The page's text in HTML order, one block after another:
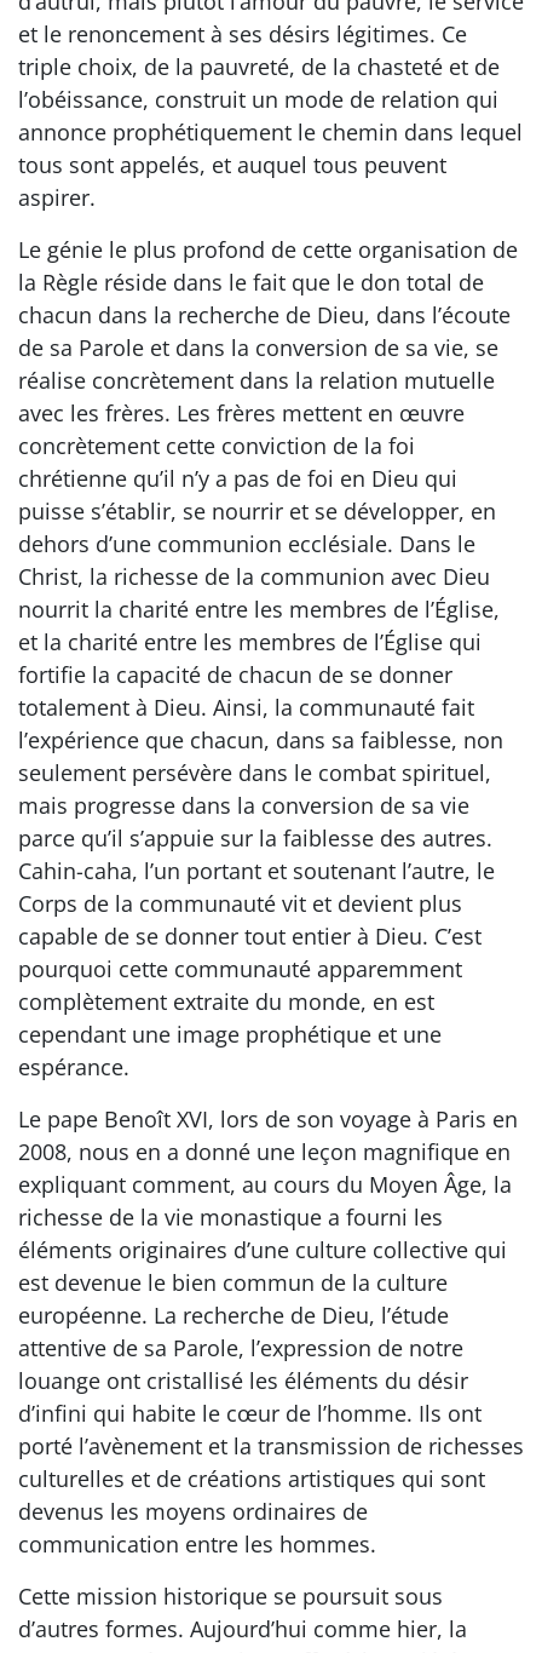
et le renoncement à ses désirs légitimes. Ce
triple choix, de la pauvreté, de la chasteté et de
l’obéissance, construit un mode de relation qui
annonce prophétiquement le chemin dans lequel
tous sont appelés, et auquel tous peuvent
aspirer.
Le génie le plus profond de cette organisation de
la Règle réside dans le fait que le don total de
chacun dans la recherche de Dieu, dans l’écoute
de sa Parole et dans la conversion de sa vie, se
réalise concrètement dans la relation mutuelle
avec les frères. Les frères mettent en œuvre
concrètement cette conviction de la foi
chrétienne qu’il n’y a pas de foi en Dieu qui
puisse s’établir, se nourrir et se développer, en
dehors d’une communion ecclésiale. Dans le
Christ, la richesse de la communion avec Dieu
nourrit la charité entre les membres de l’Église,
et la charité entre les membres de l’Église qui
fortifie la capacité de chacun de se donner
totalement à Dieu. Ainsi, la communauté fait
l’expérience que chacun, dans sa faiblesse, non
seulement persévère dans le combat spirituel,
mais progresse dans la conversion de sa vie
parce qu’il s’appuie sur la faiblesse des autres.
Cahin-caha, l’un portant et soutenant l’autre, le
Corps de la communauté vit et devient plus
capable de se donner tout entier à Dieu. C’est
pourquoi cette communauté apparemment
complètement extraite du monde, en est
cependant une image prophétique et une
espérance.
Le pape Benoît XVI, lors de son voyage à Paris en
2008, nous en a donné une leçon magnifique en
expliquant comment, au cours du Moyen Âge, la
richesse de la vie monastique a fourni les
éléments originaires d’une culture collective qui
est devenue le bien commun de la culture
européenne. La recherche de Dieu, l’étude
attentive de sa Parole, l’expression de notre
louange ont cristallisé les éléments du désir
d’infini qui habite le cœur de l’homme. Ils ont
porté l’avènement et la transmission de richesses
culturelles et de créations artistiques qui sont
devenus les moyens ordinaires de
communication entre les hommes.
Cette mission historique se poursuit sous
d’autres formes. Aujourd’hui comme hier, la